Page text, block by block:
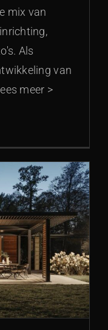
mix van
Als
van
meer >